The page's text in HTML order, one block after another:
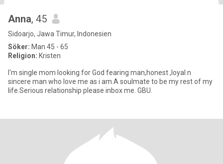
Anna, 45
Sidoarjo, Jawa Timur, Indonesien
Söker: Man 45 - 65
Religion: Kristen
I'm single mom looking for God fearing man,honest ,loyal n
sincere man who love me as i am.A soulmate to be my rest of my
life.Serious relationship please inbox me. GBU.